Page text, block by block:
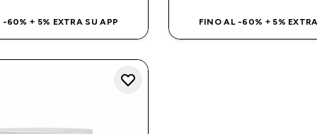
60% + 5% EXTRA SU APP FINO AL -60% + 5%